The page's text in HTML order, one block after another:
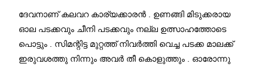
ദേവനാണ് കലവറ കാര്യക്കാരൻ . ഉണങ്ങി മിടുക്കരായ
ഓല പടക്കവും ചീനി പടക്കവും നല്ല ഉത്സാഹത്തോടെ
പൊട്ടും . സിമന്റിട്ട മുറ്റത്ത് നിവർത്തി വെച്ച പടക്ക മാലക്ക്
ഇരുവശത്തു നിന്നും അവർ തീ കൊളുത്തും . ഓരോന്നു